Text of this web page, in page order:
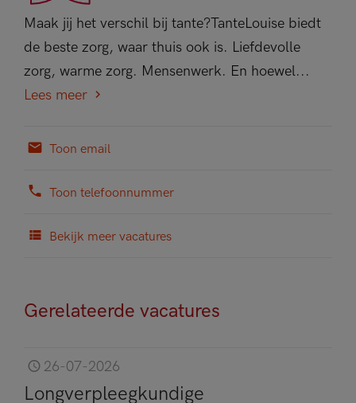
Maak jij het verschil bij tante?TanteLouise biedt
de beste zorg, waar thuis ook is. Liefdevolle
zorg, warme zorg. Mensenwerk. En hoewel...
Lees meer
Toon email
Toon telefoonnummer
Bekijk meer vacatures
Gerelateerde vacatures
26-07-2026
Longverpleegkundige